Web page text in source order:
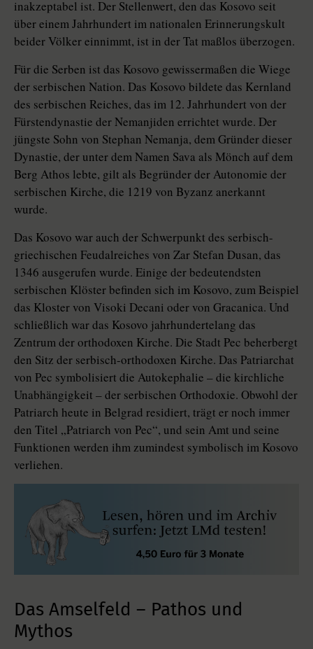
inakzeptabel ist. Der Stellenwert, den das Kosovo seit
über einem Jahrhundert im nationalen Erinnerungskult
beider Völker einnimmt, ist in der Tat maßlos überzogen.
Für die Serben ist das Kosovo gewissermaßen die Wiege
der serbischen Nation. Das Kosovo bildete das Kernland
des serbischen Reiches, das im 12. Jahrhundert von der
Fürstendynastie der Nemanjiden errichtet wurde. Der
jüngste Sohn von Stephan Nemanja, dem Gründer dieser
Dynastie, der unter dem Namen Sava als Mönch auf dem
Berg Athos lebte, gilt als Begründer der Autonomie der
serbischen Kirche, die 1219 von Byzanz anerkannt
wurde.
Das Kosovo war auch der Schwerpunkt des serbisch-
griechischen Feudalreiches von Zar Stefan Dusan, das
1346 ausgerufen wurde. Einige der bedeutendsten
serbischen Klöster befinden sich im Kosovo, zum Beispiel
das Kloster von Visoki Decani oder von Gracanica. Und
schließlich war das Kosovo jahrhundertelang das
Zentrum der orthodoxen Kirche. Die Stadt Pec beherbergt
den Sitz der serbisch-orthodoxen Kirche. Das Patriarchat
von Pec symbolisiert die Autokephalie – die kirchliche
Unabhängigkeit – der serbischen Orthodoxie. Obwohl der
Patriarch heute in Belgrad residiert, trägt er noch immer
den Titel „Patriarch von Pec“, und sein Amt und seine
Funktionen werden ihm zumindest symbolisch im Kosovo
verliehen.
Das Amselfeld – Pathos und
Mythos